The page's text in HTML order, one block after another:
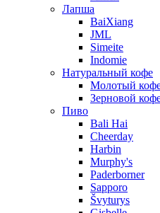
Лапша
BaiXiang
JML
Simeite
Indomie
Натуральный кофе
Молотый
Зерновой
Пиво
Bali Hai
Cheerday
Harbin
Murphy's
Paderborner
Sapporo
Švyturys